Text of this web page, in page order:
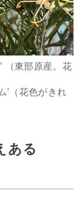
（東部原産。花
’（花色がきれ
ある